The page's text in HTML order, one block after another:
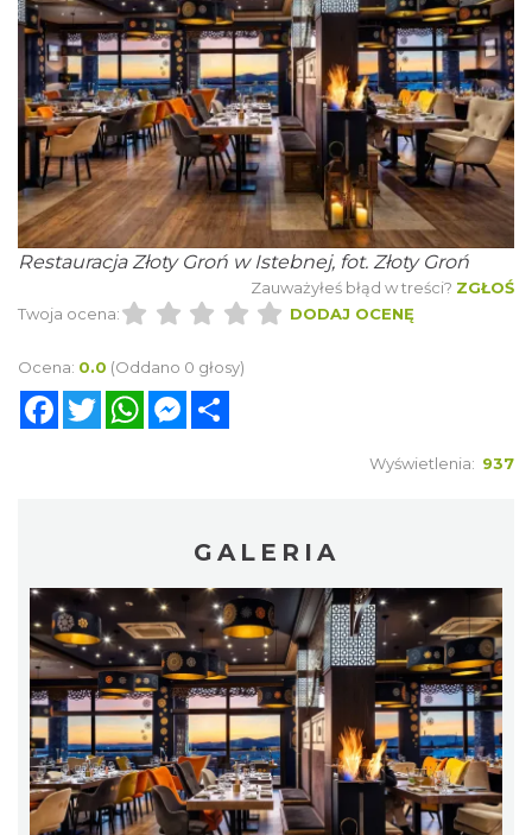
Restauracja Złoty Groń w Istebnej, fot. Złoty Groń
Zauważyłeś błąd w treści? ZGŁOŚ
Twoja ocena:
DODAJ OCENĘ
Ocena: 0.0 (Oddano 0 głosy)
FacebookTwitterWhatsAppMessenger
Wyświetlenia: 937
GALERIA